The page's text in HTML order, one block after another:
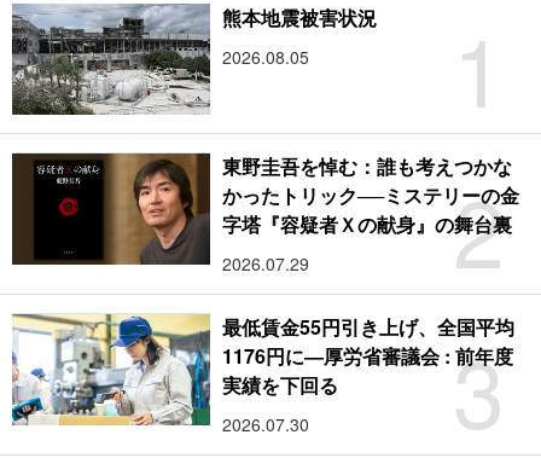
1
熊本地震被害状況
2026.08.05
2
東野圭吾を悼む：誰も考えつかな
かったトリック──ミステリーの金
字塔『容疑者Ｘの献身』の舞台裏
2026.07.29
3
最低賃金55円引き上げ、全国平均
1176円に―厚労省審議会 : 前年度
実績を下回る
2026.07.30